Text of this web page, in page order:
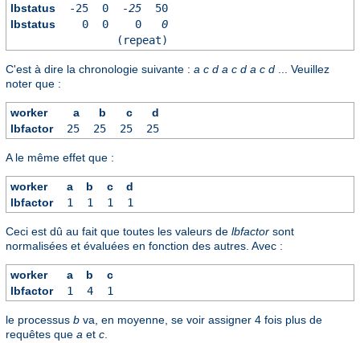
lbstatus
-25 0 -25
50
lbstatus
0 0 0
0
(repeat)
C'est à dire la chronologie suivante : a c d a c d a c d ... Veuillez
noter que :
worker a b c
d
lbfactor
25 25 25 25
A le même effet que :
worker a b c
d
lbfactor
1 1 1 1
Ceci est dû au fait que toutes les valeurs de lbfactor sont
normalisées et évaluées en fonction des autres. Avec :
worker a b
c
lbfactor
1 4 1
le processus b va, en moyenne, se voir assigner 4 fois plus de
requêtes que a et c.